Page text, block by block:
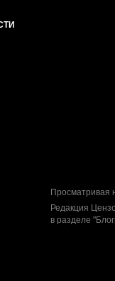
Просматривая
Редакция
в разделе